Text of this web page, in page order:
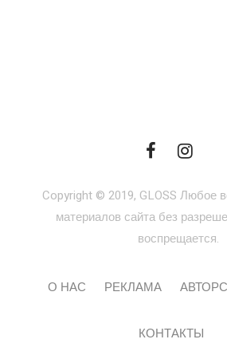
Copyright © 2019, GLOSS Любое
материалов сайта без
воспрещается.
О НАС РЕКЛАМА
КОНТАКТЫ